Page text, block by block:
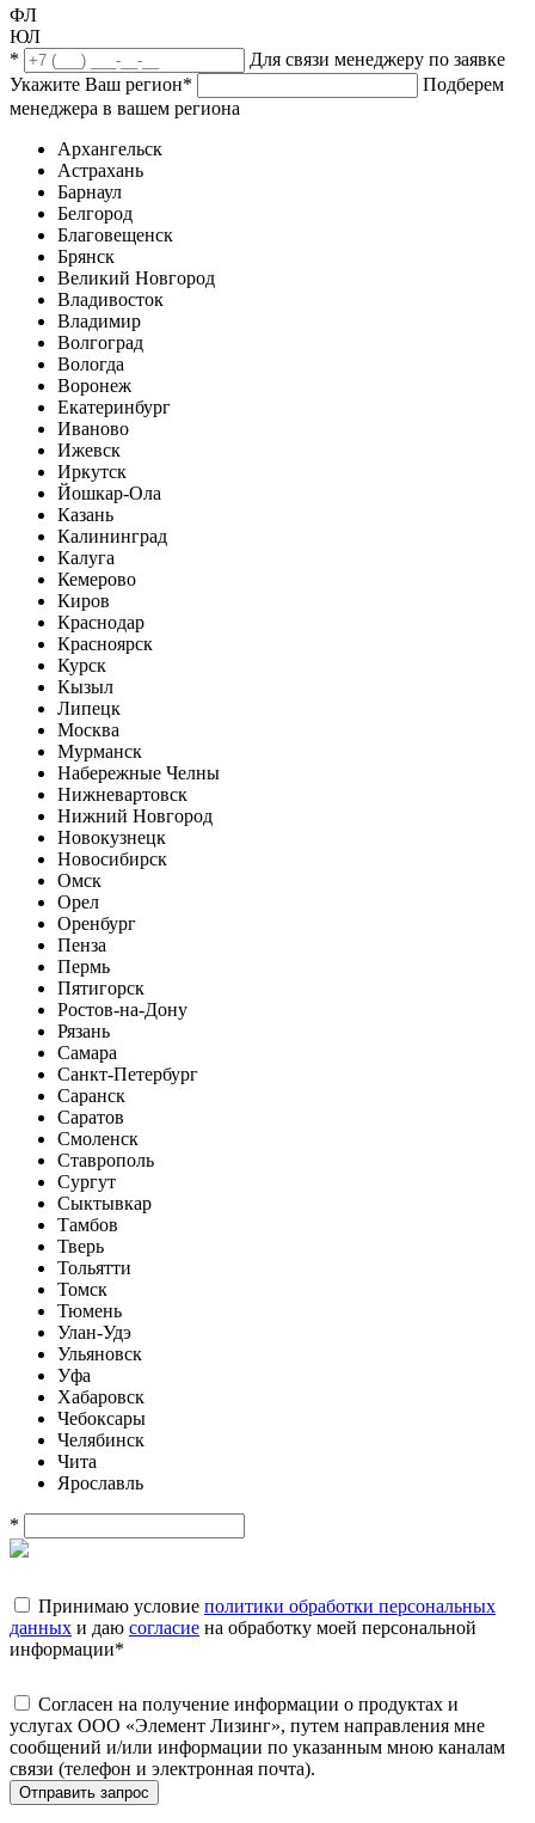
ФЛ
ЮЛ
*
Для связи менеджеру по заявке
Укажите Ваш регион*
Подберем
менеджера в вашем региона
Архангельск
Астрахань
Барнаул
Белгород
Благовещенск
Брянск
Великий Новгород
Владивосток
Владимир
Волгоград
Вологда
Воронеж
Екатеринбург
Иваново
Ижевск
Иркутск
Йошкар-Ола
Казань
Калининград
Калуга
Кемерово
Киров
Краснодар
Красноярск
Курск
Кызыл
Липецк
Москва
Мурманск
Набережные Челны
Нижневартовск
Нижний Новгород
Новокузнецк
Новосибирск
Омск
Орел
Оренбург
Пенза
Пермь
Пятигорск
Ростов-на-Дону
Рязань
Самара
Санкт-Петербург
Саранск
Саратов
Смоленск
Ставрополь
Сургут
Сыктывкар
Тамбов
Тверь
Тольятти
Томск
Тюмень
Улан-Удэ
Ульяновск
Уфа
Хабаровск
Чебоксары
Челябинск
Чита
Ярославль
*
Принимаю условие политики обработки персональных
данных и даю согласие на обработку моей персональной
информации*
Согласен на получение информации о продуктах и
услугах ООО «Элемент Лизинг», путем направления мне
сообщений и/или информации по указанным мною каналам
связи (телефон и электронная почта).
Отправить запрос